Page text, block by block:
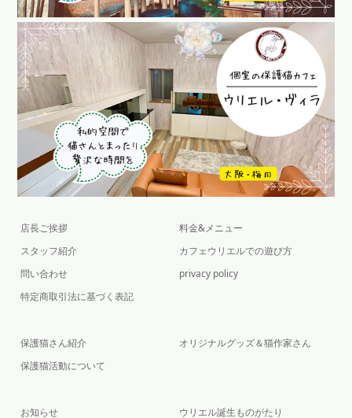
店長ご挨拶
スタッフ紹介
問い合わせ
特定商取引法に基づく表記
料金&メニュー
カフェウリエルでの遊び方
privacy policy
保護猫さん紹介
保護猫活動について
オリジナルグッズ＆猫作家さん
お知らせ ウリエル誕生ものがたり